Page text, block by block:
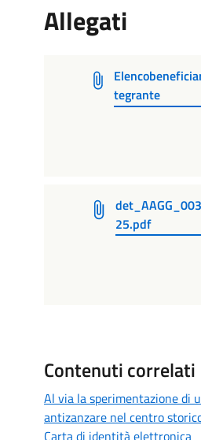
Allegati
tegrante
25.pdf
Contenuti correlati
Al via la sperimentazione di
antizanzare nel centro